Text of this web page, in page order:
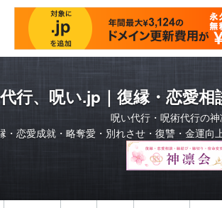
行、呪い.jp｜復縁・恋愛相
呪い代行・呪術代行の神
・恋愛成就・略奪愛・別れさせ・復讐・金運